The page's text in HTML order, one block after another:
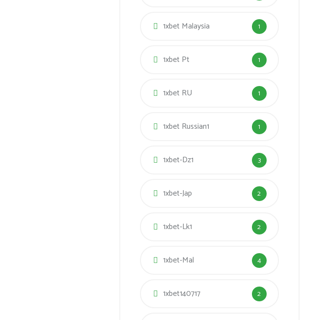
1xbet Malaysia 1
1xbet Pt 1
1xbet RU 1
1xbet Russian1 1
1xbet-Dz1 3
1xbet-Jap 2
1xbet-Lk1 2
1xbet-Mal 4
1xbet140717 2